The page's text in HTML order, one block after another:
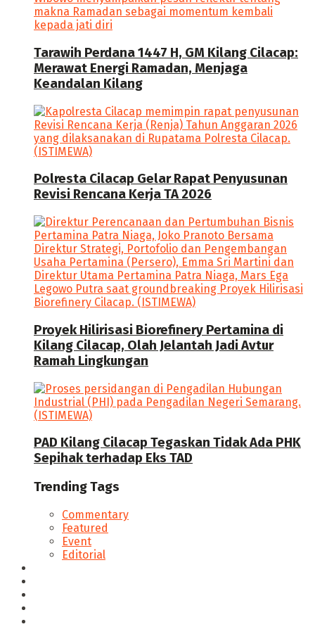
Tarawih Perdana 1447 H, GM Kilang Cilacap:
Merawat Energi Ramadan, Menjaga
Keandalan Kilang
Polresta Cilacap Gelar Rapat Penyusunan
Revisi Rencana Kerja TA 2026
Proyek Hilirisasi Biorefinery Pertamina di
Kilang Cilacap, Olah Jelantah Jadi Avtur
Ramah Lingkungan
PAD Kilang Cilacap Tegaskan Tidak Ada PHK
Sepihak terhadap Eks TAD
Trending Tags
Commentary
Featured
Event
Editorial